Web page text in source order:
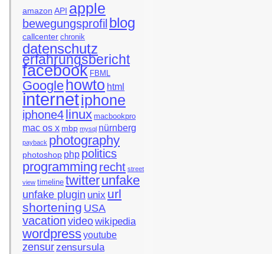
amazon API apple
bewegungsprofil blog
callcenter chronik
datenschutz
erfahrungsbericht
facebook FBML
Google howto html
internetiphone
iphone4linux macbookpro
mac os x mbp mysql nürnberg
payback photography
photoshop php politics
programming recht street
view timeline twitterunfake
unfake plugin unix url
shortening USA
vacation videowikipedia
wordpressyoutube
zensurzensursula